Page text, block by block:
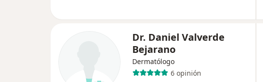
Dr. Daniel Valverde
Bejarano
Dermatólogo
6 opinión